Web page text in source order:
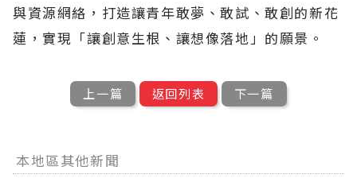
與資源網絡，打造讓青年敢夢、敢試、敢創的新花
蓮，實現「讓創意生根、讓想像落地」的願景。
上一篇 返回列表 下一篇
本地區其他新聞